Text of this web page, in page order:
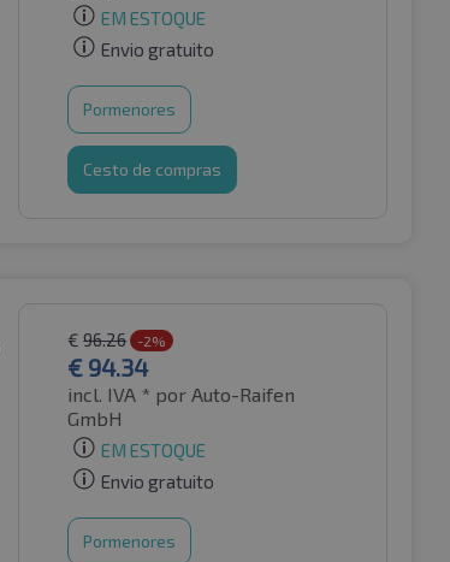
EM ESTOQUE
Envio gratuito
Pormenores
Cesto de compras
€ 96.26 -2%
€ 94.34
incl. IVA * por Auto-Raifen
GmbH
EM ESTOQUE
Envio gratuito
Pormenores